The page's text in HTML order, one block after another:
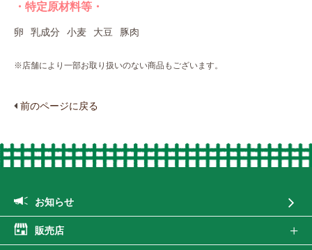
・特定原材料等・
卵 乳成分 小麦 大豆 豚肉
※店舗により一部お取り扱いのない商品もございます。
前のページに戻る
お知らせ
販売店